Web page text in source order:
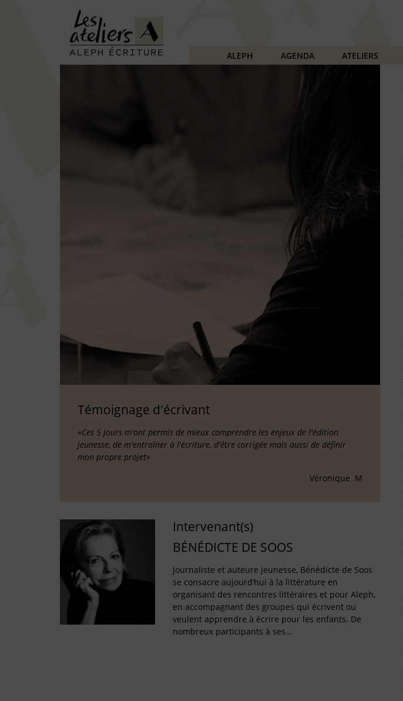
ALEPH AGENDA ATELIERS
Témoignage d'écrivant
«Ces 5 jours m'ont permis de mieux comprendre les enjeux de l'édition
jeunesse, de m'entraîner à l'écriture, d'être corrigée mais aussi de définir
mon propre projet»
Véronique .M
Intervenant(s)
BÉNÉDICTE DE SOOS
Journaliste et auteure jeunesse, Bénédicte de Soos
se consacre aujourd’hui à la littérature en
organisant des rencontres littéraires et pour Aleph,
en accompagnant des groupes qui écrivent ou
veulent apprendre à écrire pour les enfants. De
nombreux participants à ses…